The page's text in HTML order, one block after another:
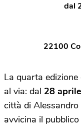
dal
22100
La quarta edizione
al via: dal 28
città di
avvicina il